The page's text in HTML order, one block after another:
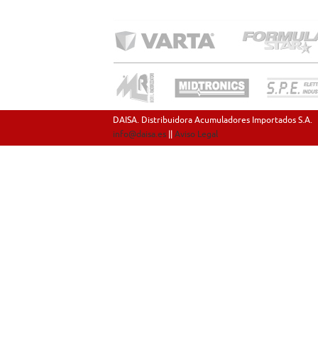
DAISA. Distribuidora Acumuladores Importados S.A.
info@daisa.es|| Aviso Legal